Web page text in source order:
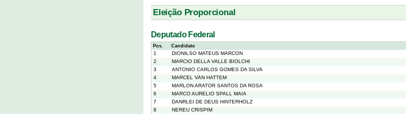
Eleição Proporcional
Deputado Federal
Pos. Candidato
1 DIONILSO MATEUS MARCON
2
MARCIO DELLA VALLE BIOLCHI
3
ANTONIO CARLOS GOMES DA SILVA
4
MARCEL VAN HATTEM
5
MARLON ARATOR SANTOS DA ROSA
6
MARCO AURELIO SPALL MAIA
7
DANRLEI DE DEUS HINTERHOLZ
8
NEREU CRISPIM